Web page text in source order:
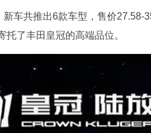
车共推出6款车型，售价27.58-
了丰田皇冠的高端品位。